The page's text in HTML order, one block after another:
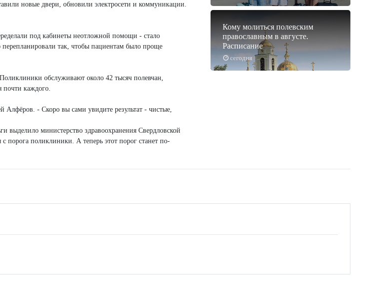
новые двери, обновили электросети и коммуникации.
под кабинеты неотложной помощи - стало
так, чтобы пациентам было проще
обслуживают около 42 тысяч полевчан,
почти каждого.
- Скоро вы сами увидите результат - чистые,
выделило министерство здравоохранения Свердловской
с порога поликлиники. А теперь этот порог станет по-
сегодня
Кому молиться полевским
православным в августе.
Расписание